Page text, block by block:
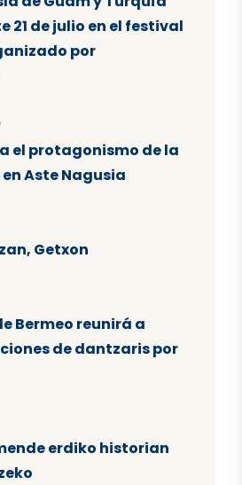
21 de julio en el festival
por
el protagonismo de la
Aste Nagusia
Getxon
Bermeo reunirá a
de dantzaris por
erdiko historian